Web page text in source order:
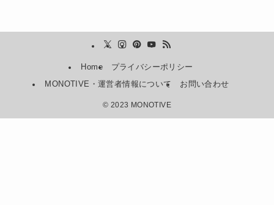
Home
プライバシーポリシー
MONOTIVE・運営者情報について
お問い合わせ
© 2023 MONOTIVE